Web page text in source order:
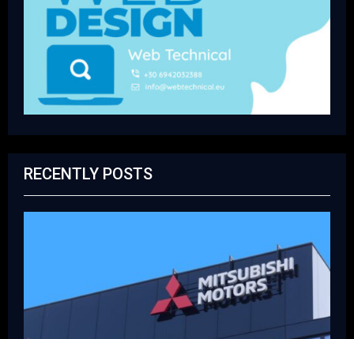
RECENTLY POSTS